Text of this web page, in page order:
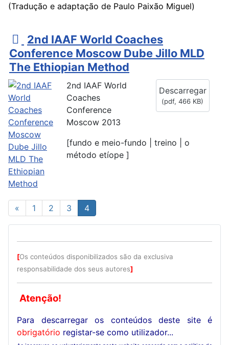
[Os conteúdos disponibilizados são da exclusiva
responsabilidade dos seus autores]
Atenção!
Para descarregar os conteúdos deste site é
obrigatório registar-se como utilizador...
(Tradução e adaptação de Paulo Paixão Miguel)
p
d
f
2nd IAAF World Coaches
Conference Moscow Dube Jillo MLD
The Ethiopian Method
Descarregar
(pdf, 466 KB)
2nd IAAF World
Coaches
Conference
Moscow 2013
[fundo e meio-fundo | treino | o
método etíope ]
« 1 2 3 4